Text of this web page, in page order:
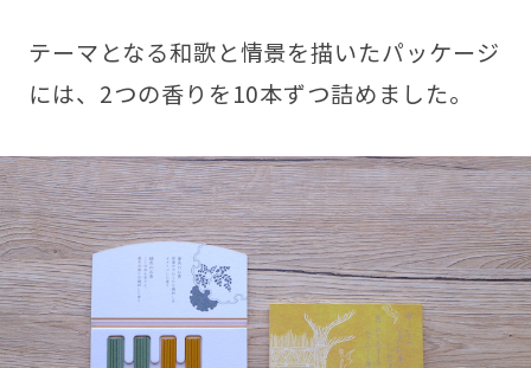
テーマとなる和歌と情景を描いたパッケージ
には、2つの香りを10本ずつ詰めました。